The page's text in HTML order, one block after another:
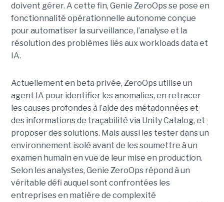
doivent gérer. A cette fin, Genie ZeroOps se pose en
fonctionnalité opérationnelle autonome conçue
pour automatiser la surveillance, l’analyse et la
résolution des problèmes liés aux workloads data et
IA.
Actuellement en beta privée, ZeroOps utilise un
agent IA pour identifier les anomalies, en retracer
les causes profondes à l’aide des métadonnées et
des informations de traçabilité via Unity Catalog, et
proposer des solutions. Mais aussi les tester dans un
environnement isolé avant de les soumettre à un
examen humain en vue de leur mise en production.
Selon les analystes, Genie ZeroOps répond à un
véritable défi auquel sont confrontées les
entreprises en matière de complexité